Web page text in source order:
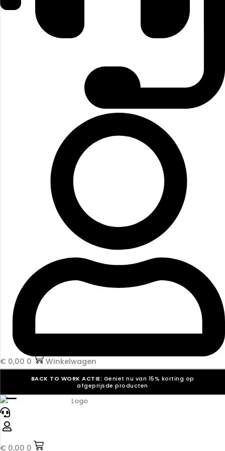
€ 0,00 0 Winkelwagen
BACK TO WORK ACTIE: Geniet nu van 15% korting op
afgeprijsde producten
Verkiezingsdrukwerk nodig? Maak indruk, win stemmen.
☰
€ 0,00 0